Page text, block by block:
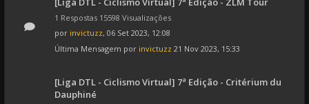
1 Respostas 15598 Visualizações
por invictuzz, 06 Set 2023, 12:08
Última Mensagem por invictuzz 21 Nov 2023, 15:33
[Liga DTL - Ciclismo Virtual] 7ª Edição - Critérium du
Dauphiné